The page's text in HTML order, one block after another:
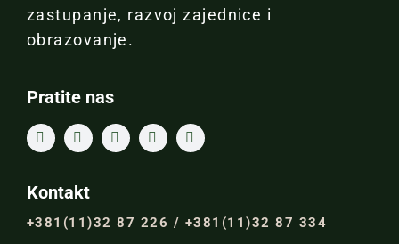
zastupanje, razvoj zajednice i
obrazovanje.
Pratite nas
Kontakt
+381(11)32 87 226 / +381(11)32 87 334